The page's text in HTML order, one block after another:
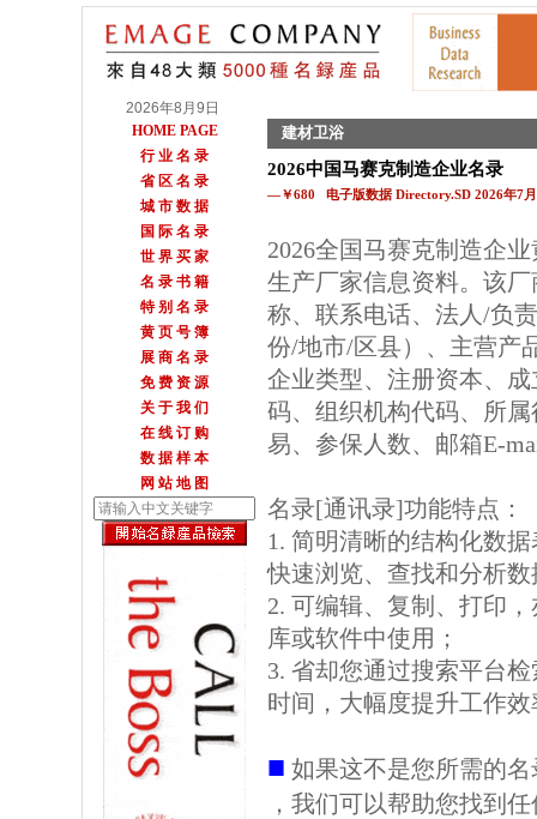
2026年8月9日
HOME PAGE
行 业 名 录
省 区 名 录
城 市 数 据
国 际 名 录
世 界 买 家
名 录 书 籍
特 别 名 录
黄 页 号 簿
展 商 名 录
免 费 资 源
关 于 我 们
在 线 订 购
数 据 样 本
网 站 地 图
建材卫浴
2026中国马赛克制造企业名录
—￥680 电子版数据 Directory.SD 2026年7
2026全国马赛克制造企
生产厂家信息资料。该
称、联系电话、法人/负
份/地市/区县）、主营产
企业类型、注册资本、
码、组织机构代码、所
易、参保人数、邮箱E-
名录[通讯录]功能特点：
1. 简明清晰的结构化数
快速浏览、查找和分析数
2. 可编辑、复制、打印
库或软件中使用；
3. 省却您通过搜索平台
时间，大幅度提升工作效
■ 如果这不是您所需的
，我们可以帮助您找到